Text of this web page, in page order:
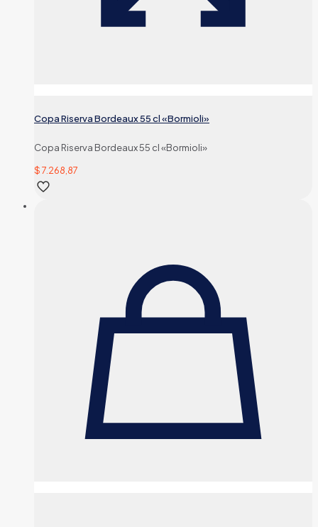
Copa Riserva Bordeaux 55 cl «Bormioli»
Copa Riserva Bordeaux 55 cl «Bormioli»
$7.268,87